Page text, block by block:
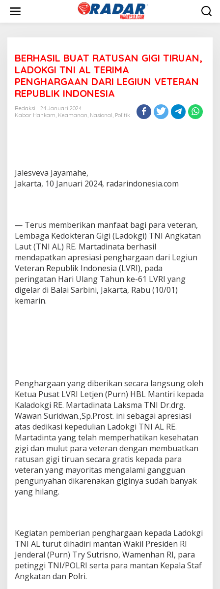
w
BERHASIL BUAT RATUSAN GIGI TIRUAN,
LADOKGI TNI AL TERIMA
PENGHARGAAN DARI LEGIUN VETERAN
REPUBLIK INDONESIA
Redaksi
24 Januari 2024
Kabar Hankam, Keamanan, Nasional, Politik
Jalesveva Jayamahe,
Jakarta, 10 Januari 2024, radarindonesia.com
— Terus memberikan manfaat bagi para veteran,
Lembaga Kedokteran Gigi (Ladokgi) TNI Angkatan
Laut (TNI AL) RE. Martadinata berhasil
mendapatkan apresiasi penghargaan dari Legiun
Veteran Republik Indonesia (LVRI), pada
peringatan Hari Ulang Tahun ke-61 LVRI yang
digelar di Balai Sarbini, Jakarta, Rabu (10/01)
kemarin.
Penghargaan yang diberikan secara langsung oleh
Ketua Pusat LVRI Letjen (Purn) HBL Mantiri kepada
Kaladokgi RE. Martadinata Laksma TNI Dr.drg.
Wawan Suridwan.,Sp.Prost. ini sebagai apresiasi
atas dedikasi kepedulian Ladokgi TNI AL RE.
Martadinta yang telah memperhatikan kesehatan
gigi dan mulut para veteran dengan membuatkan
ratusan gigi tiruan secara gratis kepada para
veteran yang mayoritas mengalami gangguan
pengunyahan dikarenakan giginya sudah banyak
yang hilang.
Kegiatan pemberian penghargaan kepada Ladokgi
TNI AL turut dihadiri mantan Wakil Presiden RI
Jenderal (Purn) Try Sutrisno, Wamenhan RI, para
petinggi TNI/POLRI serta para mantan Kepala Staf
Angkatan dan Polri.